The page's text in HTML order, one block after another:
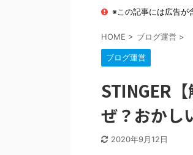
※この記事には広告が
HOME > ブログ運営 >
ブログ運営
STINGER
ぜ？おかし
2020年9月12日